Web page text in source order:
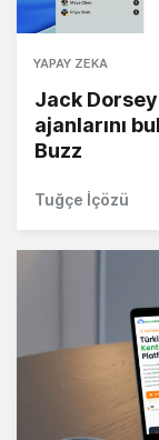
YAPAY ZEKA
Jack
ajanlarını
Buzz
Tuğçe İçözü